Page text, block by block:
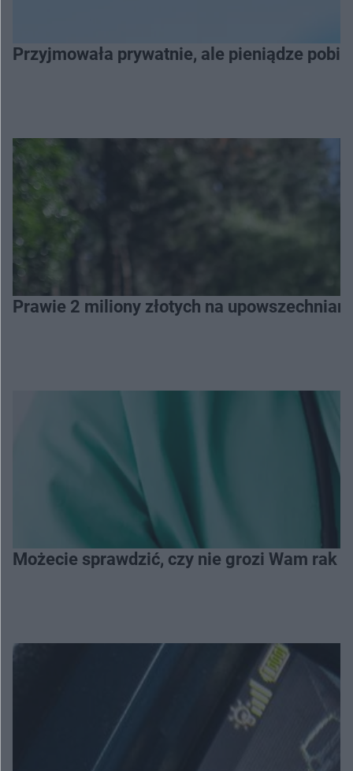
Przyjmowała prywatnie, ale pieniądze
Prawie 2 miliony złotych na
Możecie sprawdzić, czy nie grozi Wam rak